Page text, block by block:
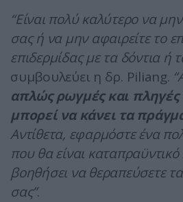
“Είναι πολύ καλύτερο να
σας ή να μην αφαιρείτε το
επιδερμίδας με τα δόντια ή
συμβουλεύει η δρ. Piliang.
απλώς ρωγμές και πληγές
μπορεί να κάνει τα
Αντίθετα, εφαρμόστε ένα
που θα είναι
βοηθήσει να θεραπεύσετε
σας”.